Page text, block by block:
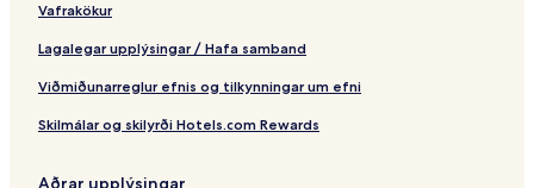
Vafrakökur
Lagalegar upplýsingar / Hafa samband
Viðmiðunarreglur efnis og tilkynningar um efni
Skilmálar og skilyrði Hotels.com Rewards
Aðrar upplýsingar